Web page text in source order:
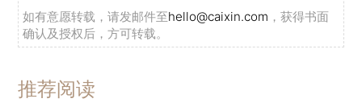
如有意愿转载，请发邮件至hello@caixin.com ，获得书面
确认及授权后，方可转载。
推荐阅读